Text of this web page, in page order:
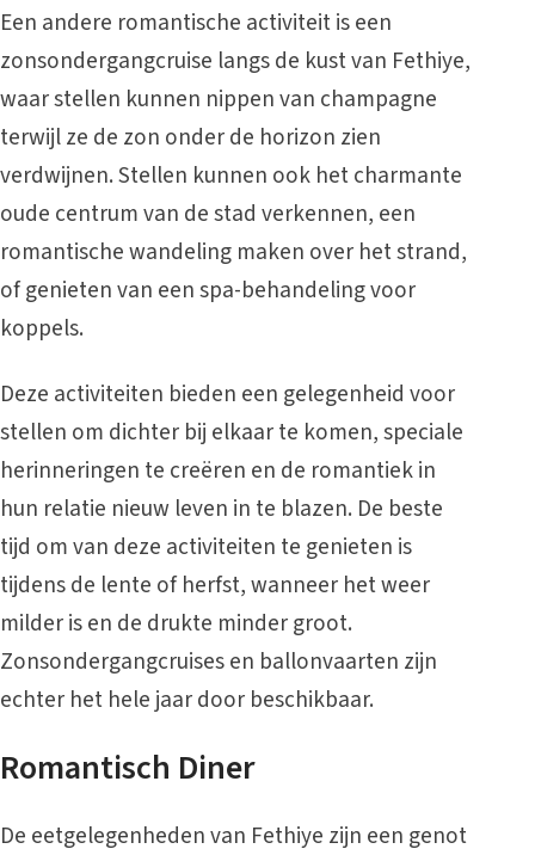
Een andere romantische activiteit is een
zonsondergangcruise langs de kust van Fethiye,
waar stellen kunnen nippen van champagne
terwijl ze de zon onder de horizon zien
verdwijnen. Stellen kunnen ook het charmante
oude centrum van de stad verkennen, een
romantische wandeling maken over het strand,
of genieten van een spa-behandeling voor
koppels.
Deze activiteiten bieden een gelegenheid voor
stellen om dichter bij elkaar te komen, speciale
herinneringen te creëren en de romantiek in
hun relatie nieuw leven in te blazen. De beste
tijd om van deze activiteiten te genieten is
tijdens de lente of herfst, wanneer het weer
milder is en de drukte minder groot.
Zonsondergangcruises en ballonvaarten zijn
echter het hele jaar door beschikbaar.
Romantisch Diner
De eetgelegenheden van Fethiye zijn een genot